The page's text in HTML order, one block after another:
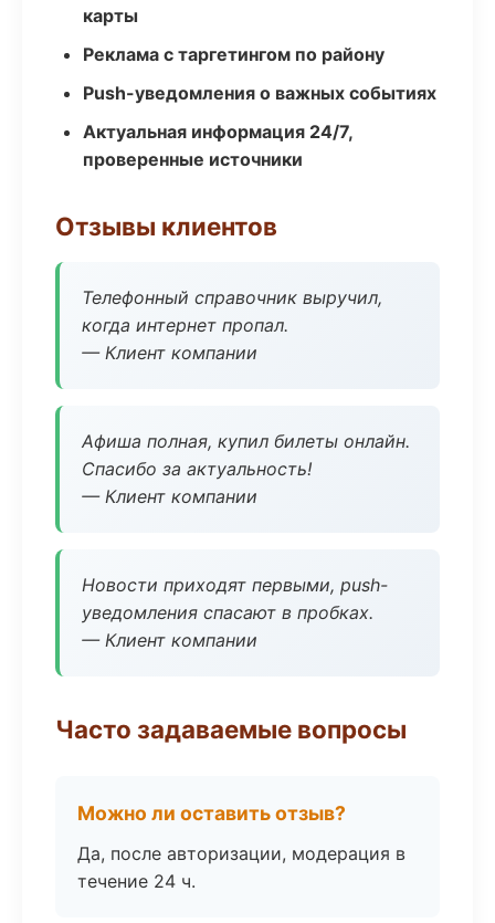
карты
Реклама с таргетингом по району
Push-уведомления о важных событиях
Актуальная информация 24/7,
проверенные источники
Отзывы клиентов
Телефонный справочник выручил,
когда интернет пропал.
— Клиент компании
Афиша полная, купил билеты онлайн.
Спасибо за актуальность!
— Клиент компании
Новости приходят первыми, push-
уведомления спасают в пробках.
— Клиент компании
Часто задаваемые вопросы
Можно ли оставить отзыв?
Да, после авторизации, модерация в
течение 24 ч.